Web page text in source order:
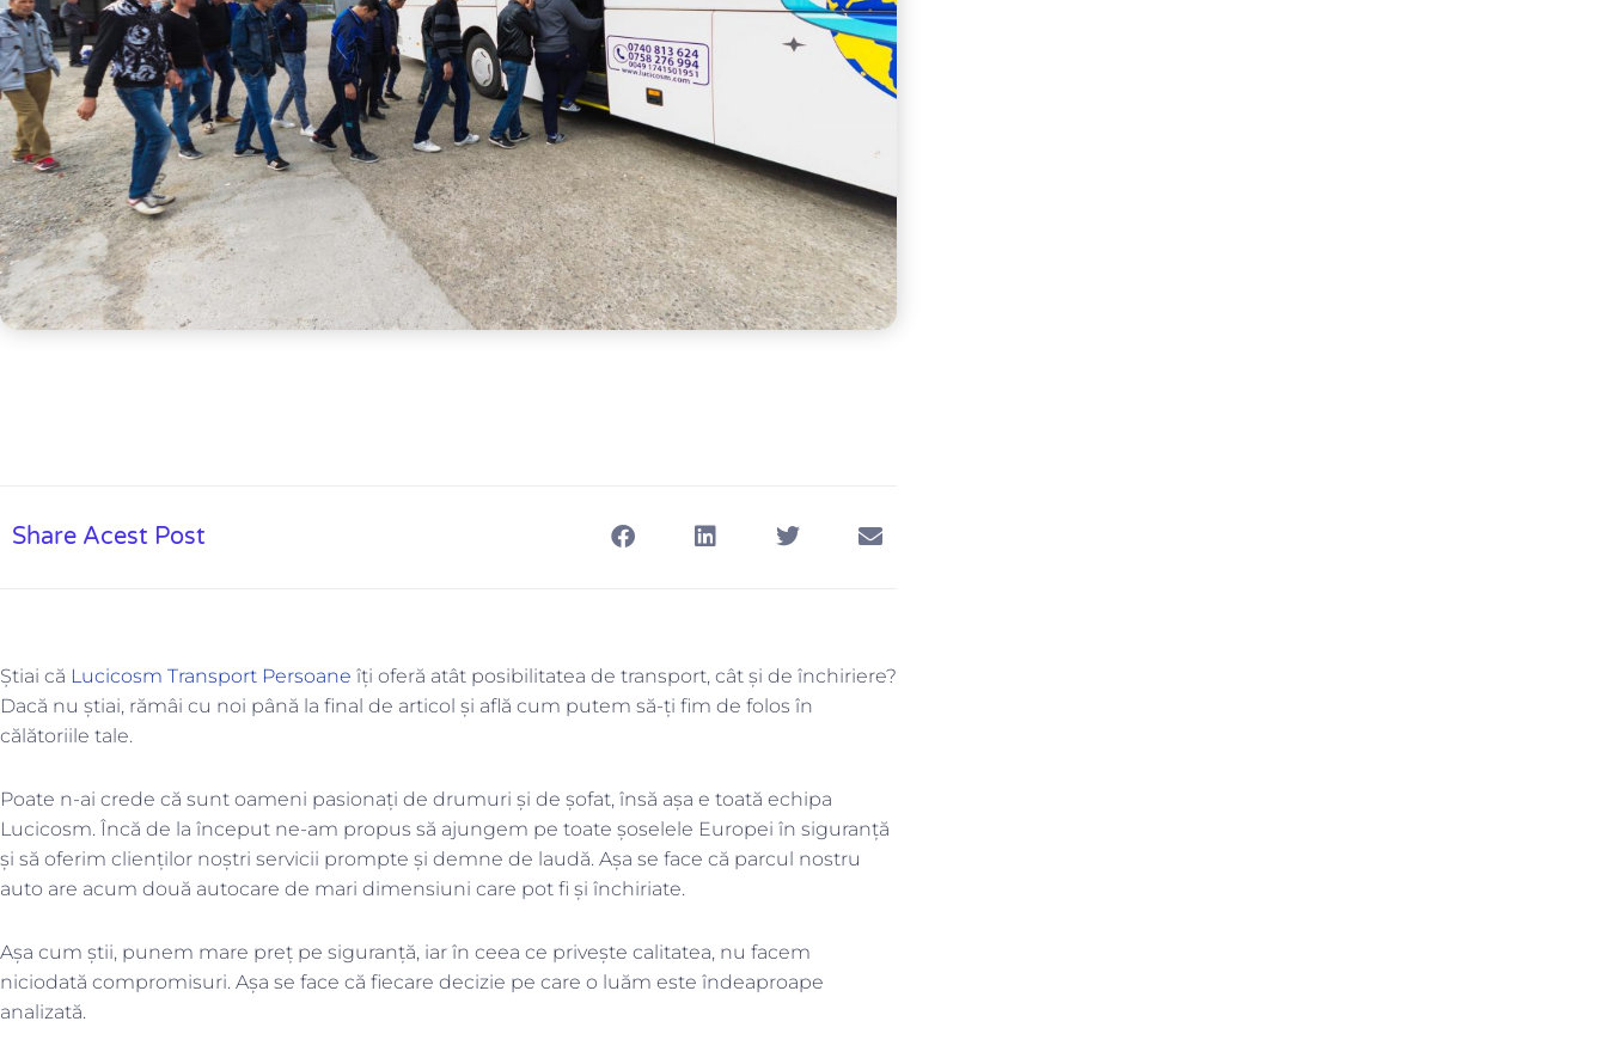
Share Acest Post
Știai că Lucicosm Transport Persoane îți oferă atât posibilitatea de transport, cât și de închiriere?
Dacă nu știai, rămâi cu noi până la final de articol și află cum putem să-ți fim de folos în
călătoriile tale.
Poate n-ai crede că sunt oameni pasionați de drumuri și de șofat, însă așa e toată echipa
Lucicosm. Încă de la început ne-am propus să ajungem pe toate șoselele Europei în siguranță
și să oferim clienților noștri servicii prompte și demne de laudă. Așa se face că parcul nostru
auto are acum două autocare de mari dimensiuni care pot fi și închiriate.
Așa cum știi, punem mare preț pe siguranță, iar în ceea ce privește calitatea, nu facem
niciodată compromisuri. Așa se face că fiecare decizie pe care o luăm este îndeaproape
analizată.